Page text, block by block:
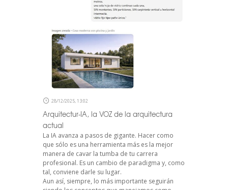
28/12/2025, 13:02
Arquitectur-IA, la VOZ de la arquitectura
actual
La IA avanza a pasos de gigante. Hacer como
que sólo es una herramienta más es la mejor
manera de cavar la tumba de tu carrera
profesional. Es un cambio de paradigma y, como
tal, conviene darle su lugar.
Aun así, siempre, lo más importante seguirán